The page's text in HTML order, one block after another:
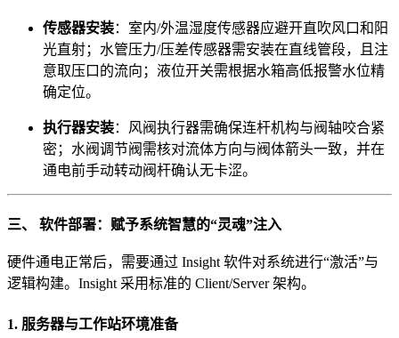
传感器安装：室内/外温湿度传感器应避开直吹风口和阳
光直射；水管压力/压差传感器需安装在直线管段，且注
意取压口的流向；液位开关需根据水箱高低报警水位精
确定位。
执行器安装：风阀执行器需确保连杆机构与阀轴咬合紧
密；水阀调节阀需核对流体方向与阀体箭头一致，并在
通电前手动转动阀杆确认无卡涩。
三、 软件部署：赋予系统智慧的“灵魂”注入
硬件通电正常后，需要通过 Insight 软件对系统进行“激活”与
逻辑构建。Insight 采用标准的 Client/Server 架构。
1. 服务器与工作站环境准备